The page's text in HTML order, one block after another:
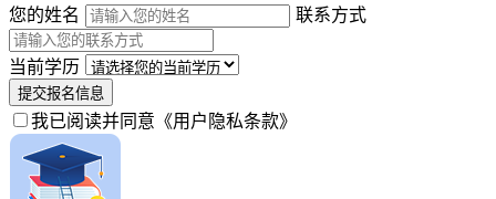
您的姓名
联系方式
当前学历
提交报名信息
我已阅读并同意 《用户隐私条款》